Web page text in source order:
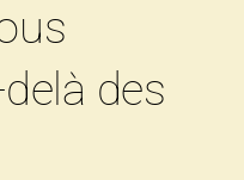
des